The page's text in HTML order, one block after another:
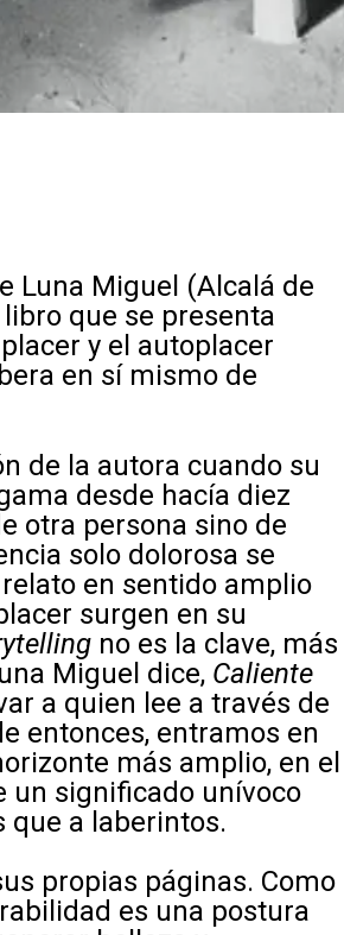
Luna Miguel (Alcalá de
que se presenta
y el autoplacer
en sí mismo de
de la autora cuando su
desde hacía diez
otra persona sino de
solo dolorosa se
relato en sentido amplio
surgen en su
no es la clave, más
Miguel dice, Caliente
a quien lee a través de
entonces, entramos en
más amplio, en el
un significado unívoco
que a laberintos.
propias páginas. Como
es una postura